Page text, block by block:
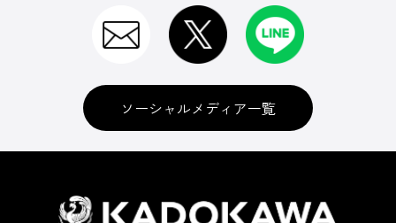
ソーシャルメディア一覧